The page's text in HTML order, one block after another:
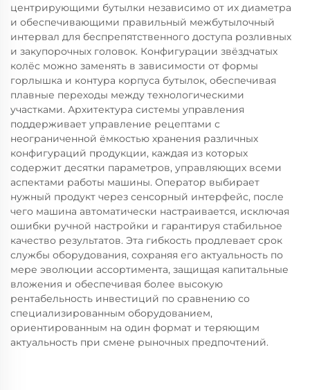
центрирующими бутылки независимо от их диаметра
и обеспечивающими правильный межбутылочный
интервал для беспрепятственного доступа розливных
и закупорочных головок. Конфигурации звёздчатых
колёс можно заменять в зависимости от формы
горлышка и контура корпуса бутылок, обеспечивая
плавные переходы между технологическими
участками. Архитектура системы управления
поддерживает управление рецептами с
неограниченной ёмкостью хранения различных
конфигураций продукции, каждая из которых
содержит десятки параметров, управляющих всеми
аспектами работы машины. Оператор выбирает
нужный продукт через сенсорный интерфейс, после
чего машина автоматически настраивается, исключая
ошибки ручной настройки и гарантируя стабильное
качество результатов. Эта гибкость продлевает срок
службы оборудования, сохраняя его актуальность по
мере эволюции ассортимента, защищая капитальные
вложения и обеспечивая более высокую
рентабельность инвестиций по сравнению со
специализированным оборудованием,
ориентированным на один формат и теряющим
актуальность при смене рыночных предпочтений.